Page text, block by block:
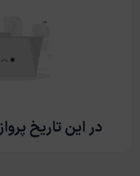
در این تاریخ